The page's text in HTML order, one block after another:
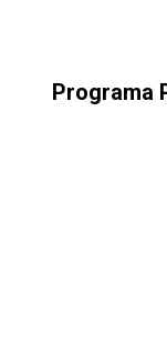
Programa